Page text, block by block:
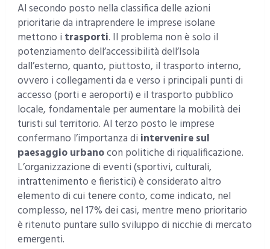
Al secondo posto nella classifica delle azioni
prioritarie da intraprendere le imprese isolane
mettono i trasporti. Il problema non è solo il
potenziamento dell’accessibilità dell’Isola
dall’esterno, quanto, piuttosto, il trasporto interno,
ovvero i collegamenti da e verso i principali punti di
accesso (porti e aeroporti) e il trasporto pubblico
locale, fondamentale per aumentare la mobilità dei
turisti sul territorio. Al terzo posto le imprese
confermano l’importanza di intervenire sul
paesaggio urbanocon politiche di riqualificazione.
L’organizzazione di eventi (sportivi, culturali,
intrattenimento e fieristici) è considerato altro
elemento di cui tenere conto, come indicato, nel
complesso, nel 17% dei casi, mentre meno prioritario
è ritenuto puntare sullo sviluppo di nicchie di mercato
emergenti.